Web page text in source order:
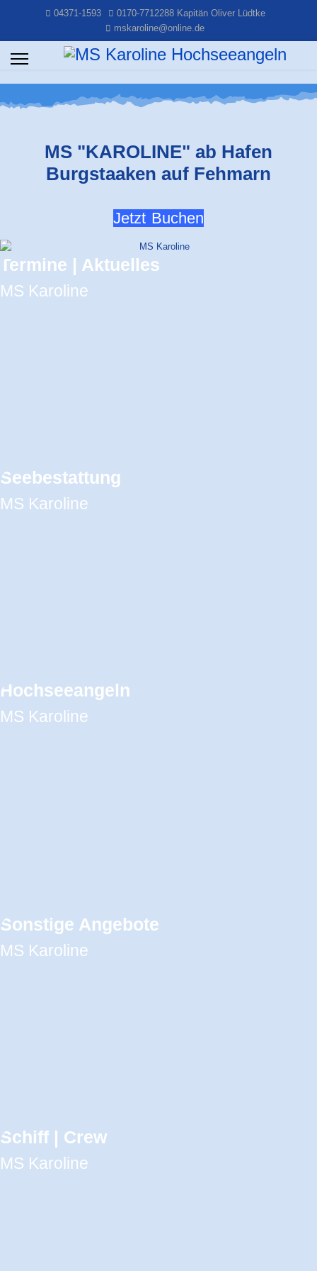
04371-1593
0170-7712288 Kapitän Oliver Lüdtke
mskaroline@online.de
MS "KAROLINE" ab Hafen
Burgstaaken auf Fehmarn
Jetzt Buchen
Termine | Aktuelles
MS Karoline
Seebestattung
MS Karoline
Hochseeangeln
MS Karoline
Sonstige Angebote
MS Karoline
Schiff | Crew
MS Karoline